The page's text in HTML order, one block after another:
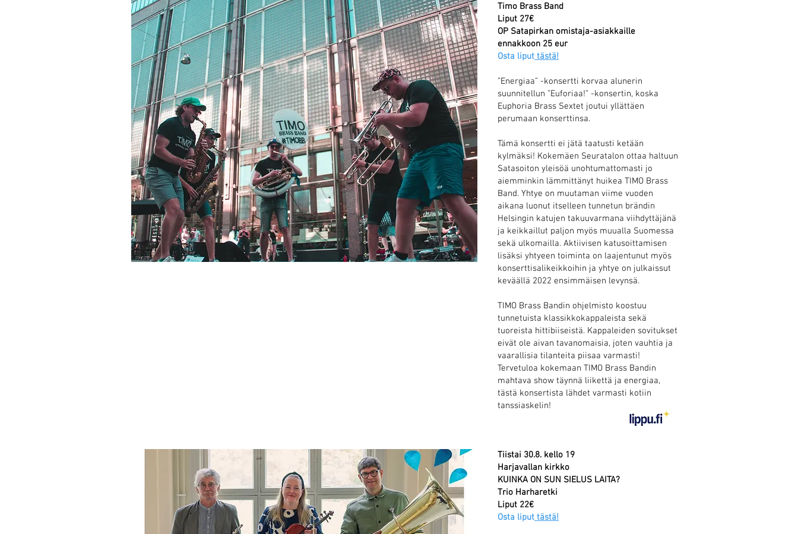
Timo Brass Band
Liput 27€
OP Satapirkan omistaja-asiakkaille
ennakkoon 25 eur
Osta liput tästä!
”Energiaa” -konsertti korvaa alunerin
suunnitellun ”Euforiaa!” -konsertin, koska
Euphoria Brass Sextet joutui yllättäen
perumaan konserttinsa.
Tämä konsertti ei jätä taatusti ketään
kylmäksi! Kokemäen Seuratalon ottaa haltuun
Satasoiton yleisöä unohtumattomasti jo
aiemminkin lämmittänyt huikea TIMO Brass
Band. Yhtye on muutaman viime vuoden
aikana luonut itselleen tunnetun brändin
Helsingin katujen takuuvarmana viihdyttäjänä
ja keikkaillut paljon myös muualla Suomessa
sekä ulkomailla. Aktiivisen katusoittamisen
lisäksi yhtyeen toiminta on laajentunut myös
konserttisalikeikkoihin ja yhtye on julkaissut
keväällä 2022 ensimmäisen levynsä.
TIMO Brass Bandin ohjelmisto koostuu
tunnetuista klassikkokappaleista sekä
tuoreista hittibiiseistä. Kappaleiden sovitukset
eivät ole aivan tavanomaisia, joten vauhtia ja
vaarallisia tilanteita piisaa varmasti!
Tervetuloa kokemaan TIMO Brass Bandin
mahtava show täynnä liikettä ja energiaa,
tästä konsertista lähdet varmasti kotiin
tanssiaskelin!
Tiistai 30.8. kello 19
Harjavallan kirkko
KUINKA ON SUN SIELUS LAITA?
Trio Harharetki
Liput 22€
Osta liput tästä!